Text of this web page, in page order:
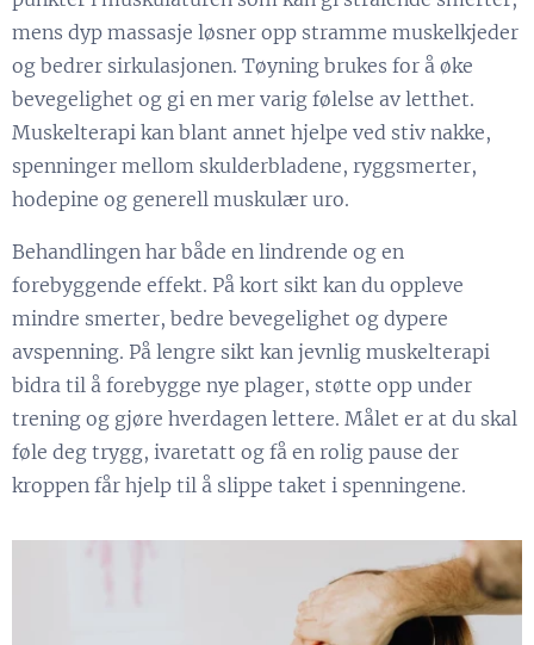
mens dyp massasje løsner opp stramme muskelkjeder
og bedrer sirkulasjonen. Tøyning brukes for å øke
bevegelighet og gi en mer varig følelse av letthet.
Muskelterapi kan blant annet hjelpe ved stiv nakke,
spenninger mellom skulderbladene, ryggsmerter,
hodepine og generell muskulær uro.
Behandlingen har både en lindrende og en
forebyggende effekt. På kort sikt kan du oppleve
mindre smerter, bedre bevegelighet og dypere
avspenning. På lengre sikt kan jevnlig muskelterapi
bidra til å forebygge nye plager, støtte opp under
trening og gjøre hverdagen lettere. Målet er at du skal
føle deg trygg, ivaretatt og få en rolig pause der
kroppen får hjelp til å slippe taket i spenningene.